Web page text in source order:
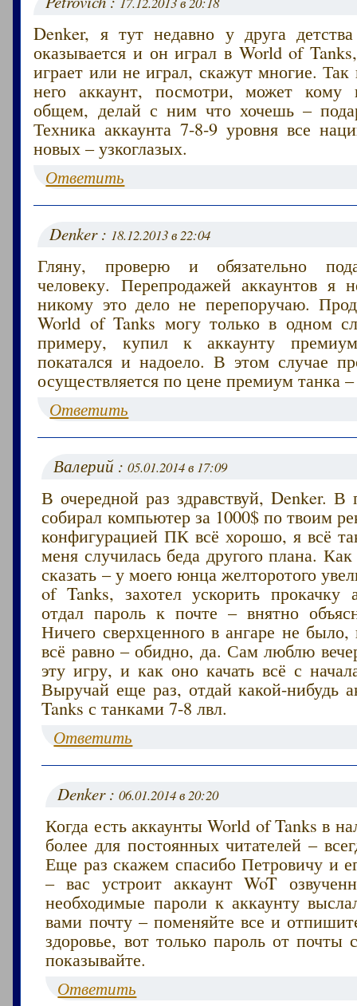
Denker, я тут недавно у друга
оказывается и он играл в World of
играет или не играл, скажут многие. Так
него аккаунт, посмотри, может кому
общем, делай с ним что хочешь –
Техника аккаунта 7-8-9 уровня все
новых – узкоглазых.
Ответить
Denker : 18.12.2013 в 22:04
Гляну, проверю и обязательно
человеку. Перепродажей аккаунтов я
никому это дело не перепоручаю.
World of Tanks могу только в одном
примеру, купил к аккаунту
покатался и надоело. В этом случае
осуществляется по цене премиум танка
Ответить
Валерий :05.01.2014 в 17:09
В очередной раз здравствуй, Denker.
собирал компьютер за 1000$ по твоим
конфигурацией ПК всё хорошо, я всё
меня случилась беда другого плана.
сказать – у моего юнца желторотого
of Tanks, захотел ускорить прокачку
отдал пароль к почте – внятно
Ничего сверхценного в ангаре не
всё равно – обидно, да. Сам люблю
эту игру, и как оно качать всё с
Выручай еще раз, отдай какой-нибудь
Tanks с танками 7-8 лвл.
Ответить
Denker :06.01.2014 в 20:20
Когда есть аккаунты World of Tanks в
более для постоянных читателей –
Еще раз скажем спасибо Петровичу и
– вас устроит аккаунт WoT
необходимые пароли к аккаунту
вами почту – поменяйте все и
здоровье, вот только пароль от
показывайте.
Ответить